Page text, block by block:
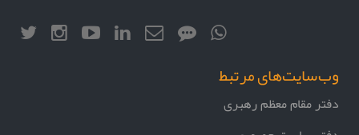
وب‌سایت‌های مرتبط
دفتر مقام معظم رهبری